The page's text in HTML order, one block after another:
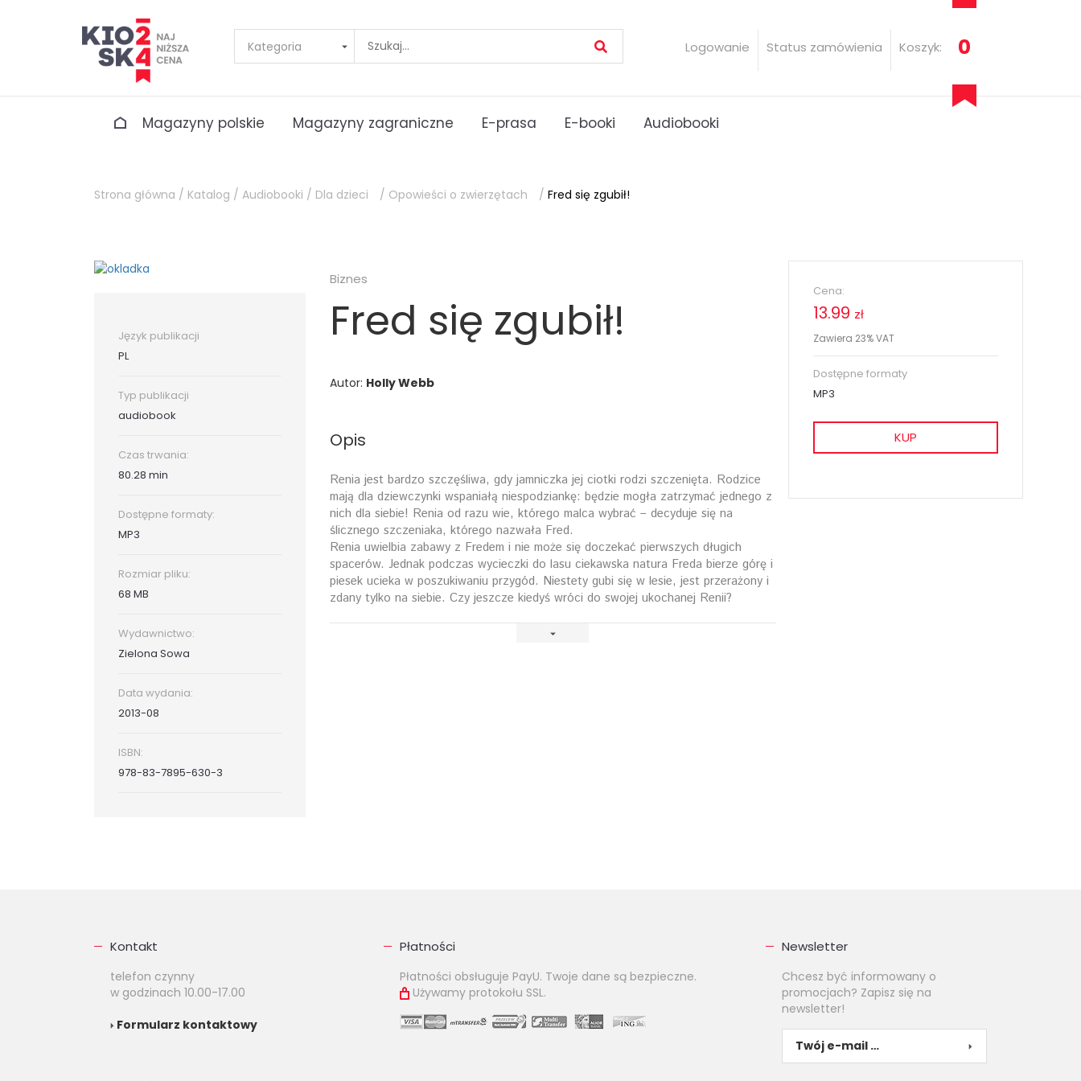
Logowanie Status zamówienia Koszyk: 0
Magazyny polskie Magazyny zagraniczne E-prasa E-booki Audiobooki
Strona główna / Katalog / Audiobooki / Dla dzieci / Opowieści o zwierzętach / Fred się zgubił!
Język publikacji
PL
Typ publikacji
audiobook
Czas trwania:
80.28 min
Dostępne formaty:
MP3
Rozmiar pliku:
68 MB
Wydawnictwo:
Zielona Sowa
Data wydania:
2013-08
ISBN:
978-83-7895-630-3
Biznes
Fred się zgubił!
Autor: Holly Webb
Opis
Renia jest bardzo szczęśliwa, gdy jamniczka jej ciotki rodzi szczenięta. Rodzice
mają dla dziewczynki wspaniałą niespodziankę: będzie mogła zatrzymać jednego z
nich dla siebie! Renia od razu wie, którego malca wybrać – decyduje się na
ślicznego szczeniaka, którego nazwała Fred.
Renia uwielbia zabawy z Fredem i nie może się doczekać pierwszych długich
spacerów. Jednak podczas wycieczki do lasu ciekawska natura Freda bierze górę i
piesek ucieka w poszukiwaniu przygód. Niestety gubi się w lesie, jest przerażony i
zdany tylko na siebie. Czy jeszcze kiedyś wróci do swojej ukochanej Renii?
Cena:
13.99 zł
Zawiera 23% VAT
Dostępne formaty
MP3
KUP
Kontakt
telefon czynny
w godzinach 10.00-17.00
Formularz kontaktowy
Płatności
Płatności obsługuje PayU. Twoje dane są bezpieczne.
Używamy protokołu SSL.
Newsletter
Chcesz być informowany o
promocjach? Zapisz się na
newsletter!